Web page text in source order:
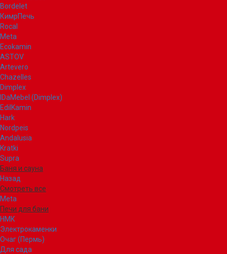
Bordelet
КимрПечь
Rocal
Meta
Ecokamin
ASTOV
Artevero
Chazelles
Dimplex
IDaMebel (Dimplex)
EdilKamin
Hark
Nordpeis
Andalusia
Kratki
Supra
Баня и сауна
Назад
Смотреть все
Meta
Печи для бани
НМК
Электрокаменки
Очаг (Пермь)
Для сада